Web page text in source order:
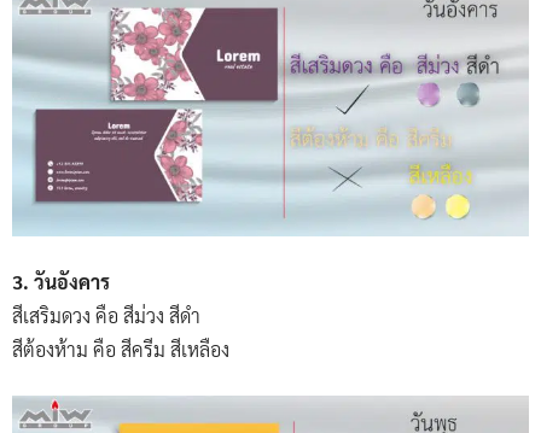
3. วันอังคาร
สีเสริมดวง คือ สีม่วง สีดำ
สีต้องห้าม คือ สีครีม สีเหลือง